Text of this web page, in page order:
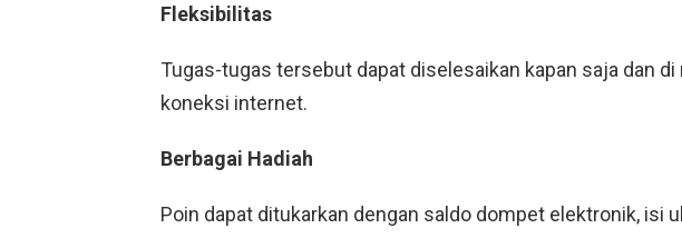
Fleksibilitas
Tugas-tugas tersebut dapat diselesaikan kapan saja dan di
koneksi internet.
Berbagai Hadiah
Poin dapat ditukarkan dengan saldo dompet elektronik, isi